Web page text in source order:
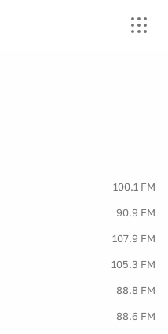
100.1 FM
90.9 FM
107.9 FM
105.3 FM
88.8 FM
88.6 FM